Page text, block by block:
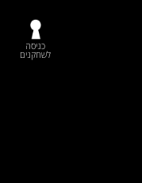
כניסה
לשחקנים